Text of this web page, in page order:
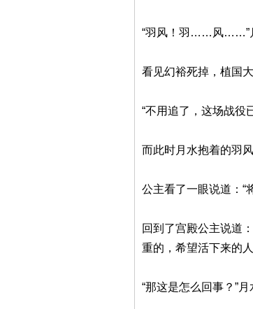
“羽风！羽……风……”月
看见幻裕死掉，植国
“不用追了，这场战役
而此时月水抱着的羽
公主看了一眼说道：“
回到了宫殿公主说道
重的，希望活下来的
“那这是怎么回事？”